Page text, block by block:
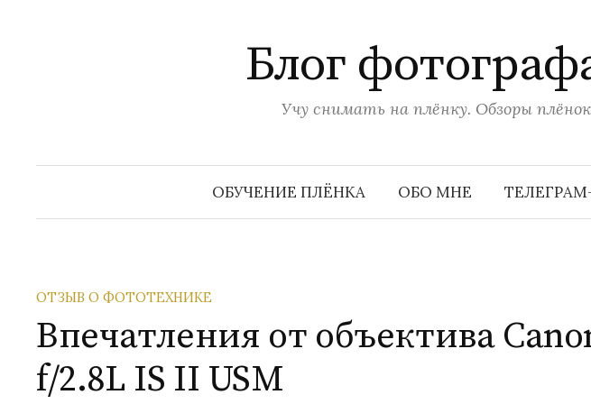
Блог
Учу снимать на плёнку. Обзоры
ОБУЧЕНИЕ ПЛЁНКА ОБО МНЕ
ОТЗЫВ О ФОТОТЕХНИКЕ
Впечатления от объектива
f/2.8L IS II USM